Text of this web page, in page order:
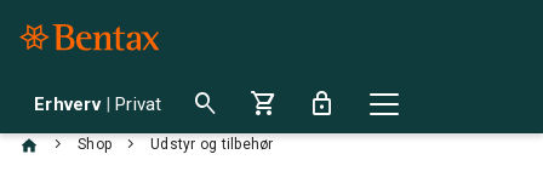
Erhverv | Privat search shopping_cart lock
chevron_right Shop chevron_right Udstyr og tilbehør